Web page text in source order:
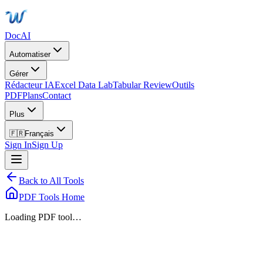
DocAI
Automatiser
Gérer
Rédacteur IAExcel Data LabTabular ReviewOutils
PDFPlansContact
Plus
🇫🇷Français
Sign InSign Up
Back to All Tools
PDF Tools Home
Loading PDF tool…